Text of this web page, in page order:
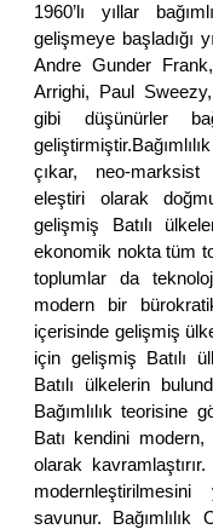
1960’lı yıllar
gelişmeye başladığı
Andre Gunder
Arrighi, Paul
gibi düşünürler
çıkar, neo-marksist
eleştiri olarak
gelişmiş Batılı
ekonomik nokta tüm
toplumlar da
modern bir
içerisinde gelişmiş
için gelişmiş Batılı
Batılı ülkelerin
Bağımlılık teorisine
Batı kendini modern,
olarak
savunur.